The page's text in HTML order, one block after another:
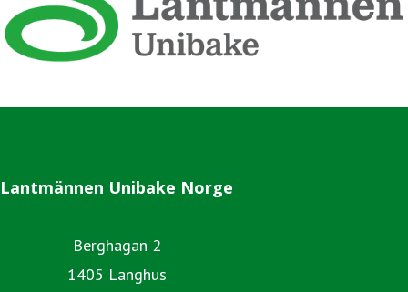
Lantmännen Unibake Norge
Berghagan 2
1405 Langhus